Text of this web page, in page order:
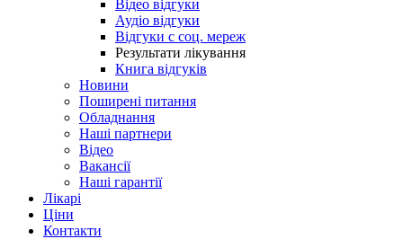
Відео відгуки
Аудіо відгуки
Відгуки с соц. мереж
Результати лікування
Книга відгуків
Новини
Поширені питання
Обладнання
Наші партнери
Відео
Вакансії
Наші гарантії
Лікарі
Ціни
Контакти